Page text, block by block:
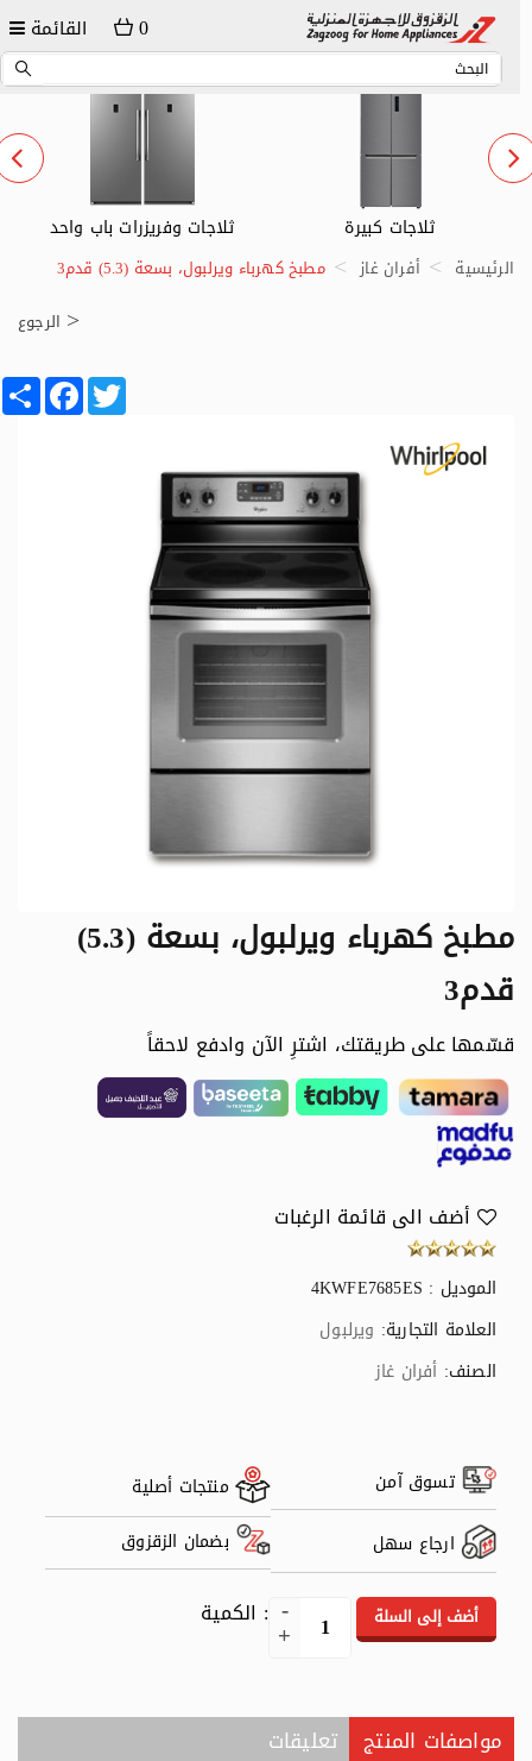
القائمة 0
ثلاجات كبيرة ثلاجات وفريزرات باب واحد
الرئيسية أفران غاز
مطبخ كهرباء ويرلبول، بسعة (5.3) قدم3
الرجوع
Share
FacebookTwitter
مطبخ كهرباء ويرلبول، بسعة (5.3)
قدم3
قسّمها على طريقتك، اشترِ الآن وادفع لاحقاً
أضف الى قائمة الرغبات
الموديل : 4KWFE7685ES
العلامة التجارية: ويرلبول
الصنف: أفران غاز
تسوق آمن
منتجات أصلية
ارجاع سهل
بضمان الزقزوق
: الكمية أضف إلى السلة
مواصفات المنتج
تعليقات